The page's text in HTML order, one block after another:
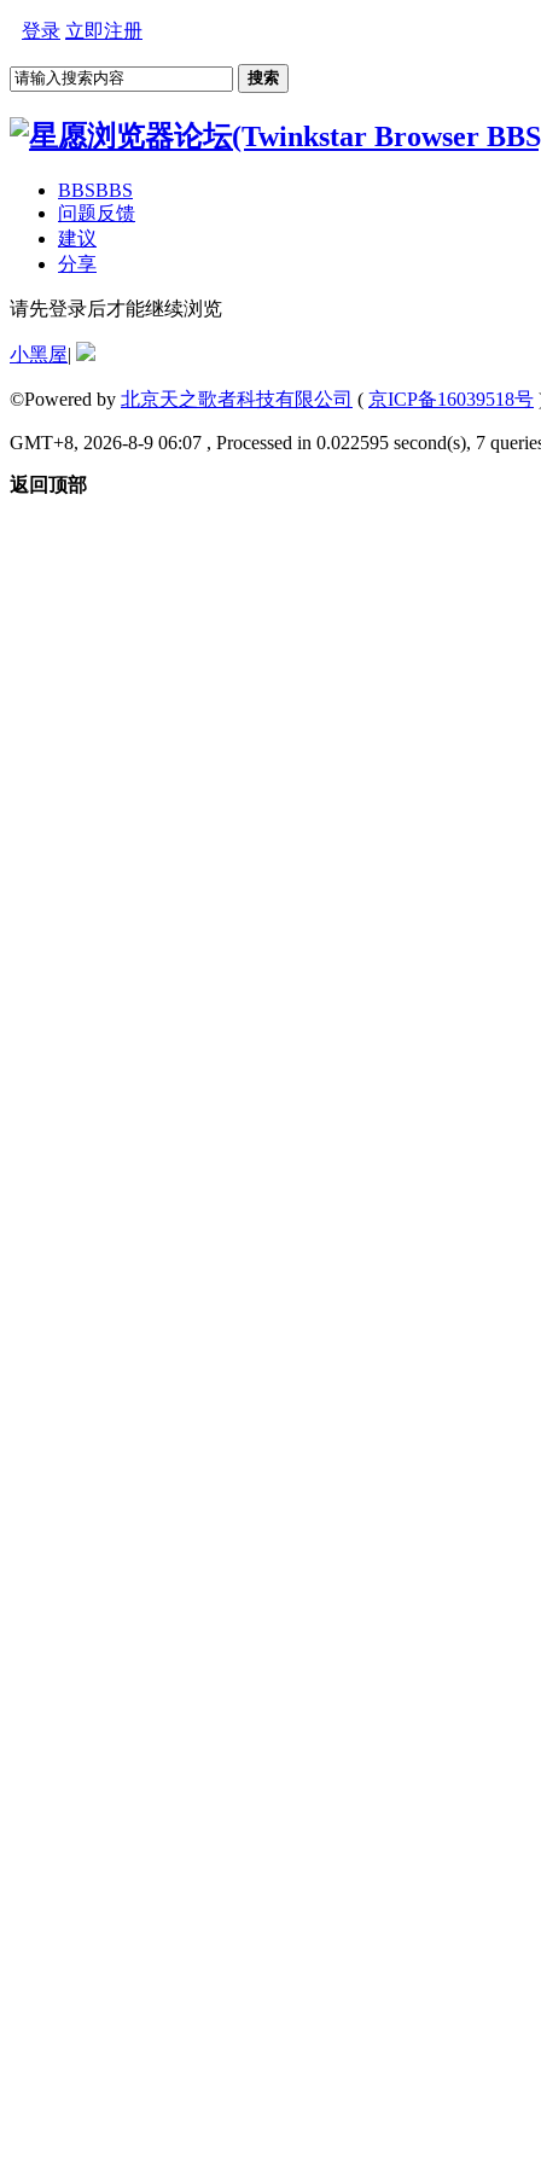
登录 立即注册
搜索
BBSBBS
问题反馈
建议
分享
请先登录后才能继续浏览
小黑屋|
©Powered by 北京天之歌者科技有限公司 ( 京ICP备16039518号
GMT+8, 2026-8-9 06:07 , Processed in 0.022595 second(s), 7
返回顶部